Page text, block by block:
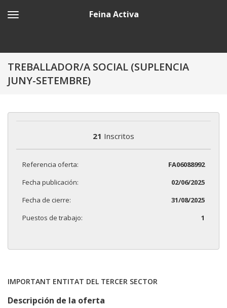
Feina Activa
TREBALLADOR/A SOCIAL (SUPLENCIA
JUNY-SETEMBRE)
21 Inscritos
Referencia oferta:
FA06088992
Fecha publicación:
02/06/2025
Fecha de cierre:
31/08/2025
Puestos de trabajo:
1
IMPORTANT ENTITAT DEL TERCER SECTOR
Descripción de la oferta